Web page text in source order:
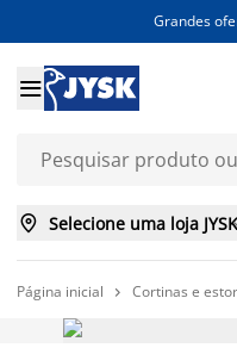
Grandes

 Selecione uma loja JYSK
Página inicial  Cortinas e